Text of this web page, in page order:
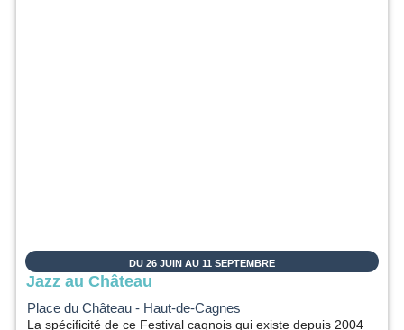
DU 26 JUIN AU 11 SEPTEMBRE
Jazz au Château
Place du Château - Haut-de-Cagnes
La spécificité de ce Festival cagnois qui existe depuis 2004